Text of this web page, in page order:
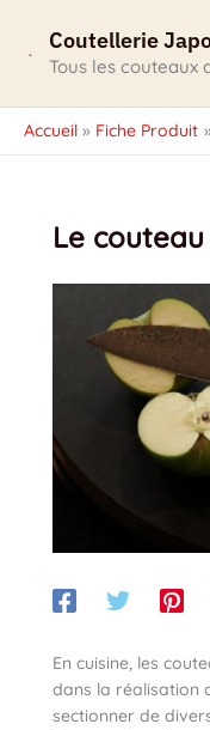
contenu
Coutellerie
Tous les couteaux
Accueil Fiche Produit
Le
En cuisine, les
dans la réalisation
sectionner de